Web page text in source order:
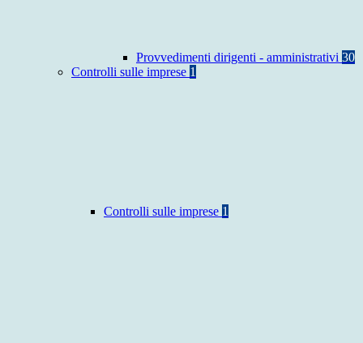
Provvedimenti dirigenti - amministrativi 30
Controlli sulle imprese 1
Controlli sulle imprese 1